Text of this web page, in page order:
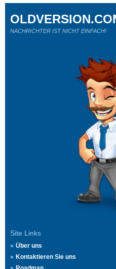
Site Links
Über uns
Kontaktieren Sie uns
NACHRICHTER IST NICHT EINFACH!